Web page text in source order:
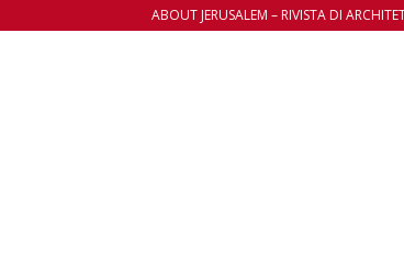
ABOUT JERUSALEM – RIVISTA DI